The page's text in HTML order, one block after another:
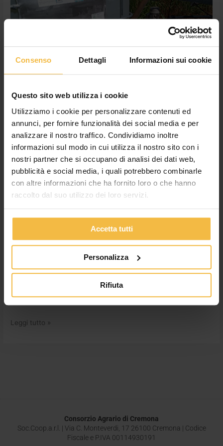
Consenso Dettagli Informazioni sui cookie
Questo sito web utilizza i cookie
Utilizziamo i cookie per personalizzare contenuti ed
annunci, per fornire funzionalità dei social media e per
analizzare il nostro traffico. Condividiamo inoltre
informazioni sul modo in cui utilizza il nostro sito con i
nostri partner che si occupano di analisi dei dati web,
pubblicità e social media, i quali potrebbero combinarle
con altre informazioni che ha fornito loro o che hanno
raccolto dal suo utilizzo dei loro servizi.
Accetta tutti
Personalizza
Rifiuta
Fertirrigazione con pivot: scopri
tutti i vantaggi
Lascia un commento /categorie,Fertirrigazione,News/
Cossetto Giulia
distribuito in quanto permette una o più applicazioni tardive
dopo la comune pratica della sarchiatura. Il servizio irrigazione
del Consorzio Agrario Cremona ha sempre la soluzione più
consente di massimizzare il potenziale genetico del mais
Leggi tutto »
Consorzio Agrario di Cremona
Soc.Coop.a.r.l. | Via C. Monteverdi, 17 26100 Cremona | Codice
Fiscale e P.IVA 00114930191